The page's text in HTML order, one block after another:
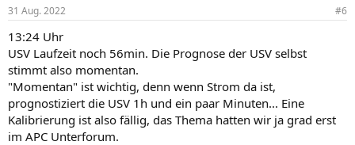
e
:
31 Aug. 2022 #6
13:24 Uhr
USV Laufzeit noch 56min. Die Prognose der USV selbst
stimmt also momentan.
"Momentan" ist wichtig, denn wenn Strom da ist,
prognostiziert die USV 1h und ein paar Minuten... Eine
Kalibrierung ist also fällig, das Thema hatten wir ja grad erst
im APC Unterforum.